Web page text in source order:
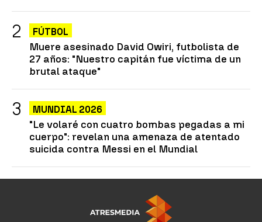
FÚTBOL
Muere asesinado David Owiri, futbolista de
27 años: "Nuestro capitán fue víctima de un
brutal ataque"
MUNDIAL 2026
"Le volaré con cuatro bombas pegadas a mi
cuerpo": revelan una amenaza de atentado
suicida contra Messi en el Mundial